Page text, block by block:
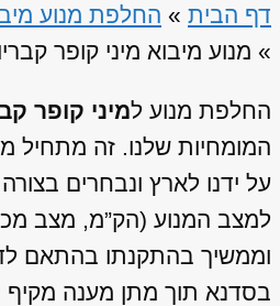
דף הבית » החלפת מנוע
» מנוע מיבוא מיני קופר
החלפת מנוע למיני קופר
המומחיות שלנו. זה מתחיל
על ידנו לארץ ונבחרים
למצב המנוע (הק”מ, מצב
וממשיך בהתקנתו בהתאם
בסדנא תוך מתן מענה מקיף